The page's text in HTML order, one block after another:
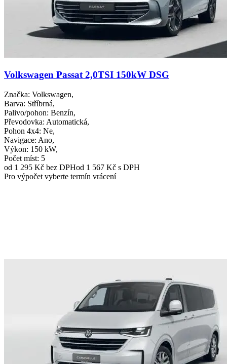
Volkswagen Passat 2,0TSI 150kW DSG
Značka: Volkswagen,
Barva: Stříbrná,
Palivo/pohon: Benzín,
Převodovka: Automatická,
Pohon 4x4: Ne,
Navigace: Ano,
Výkon: 150 kW,
Počet míst: 5
od 1 295 Kč bez DPHod 1 567 Kč s DPH
Pro výpočet vyberte termín vrácení